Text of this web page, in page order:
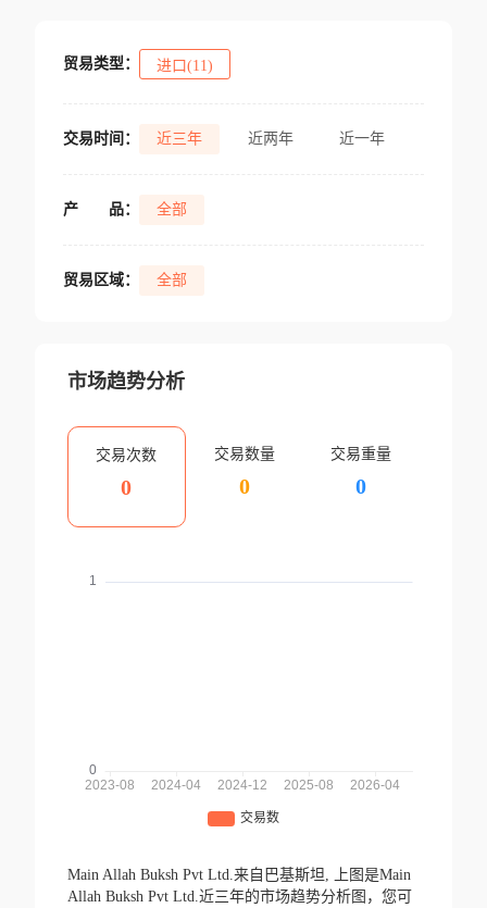
贸易类型： 进口(11)
交易时间： 近三年 近两年 近一年
产 品： 全部
贸易区域： 全部
市场趋势分析
交易次数
0
交易数量
0
交易重量
0
Main Allah Buksh Pvt Ltd.来自巴基斯坦,
上图是Main
Allah Buksh Pvt Ltd.近三年的市场趋势分析图，您可